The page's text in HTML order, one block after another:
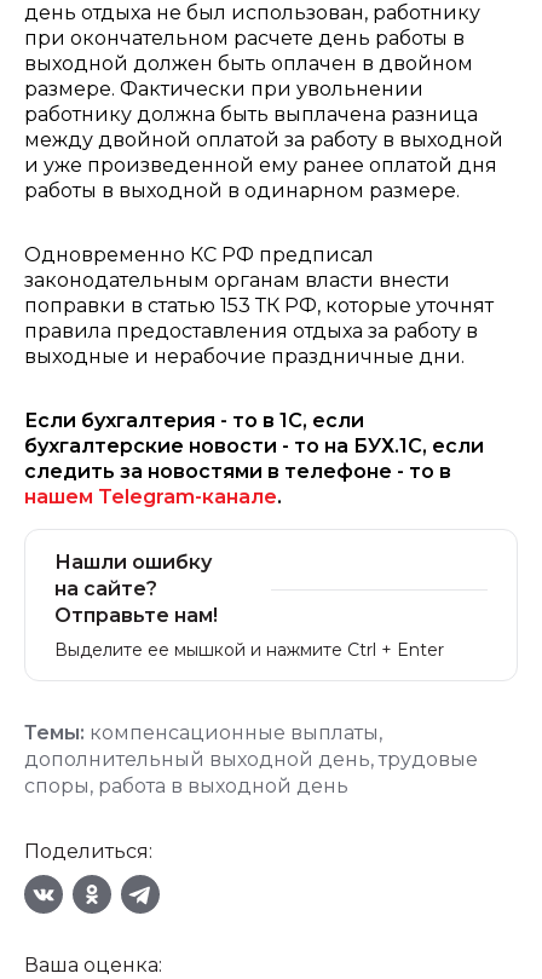
день отдыха не был использован, работнику
при окончательном расчете день работы в
выходной должен быть оплачен в двойном
размере. Фактически при увольнении
работнику должна быть выплачена разница
между двойной оплатой за работу в выходной
и уже произведенной ему ранее оплатой дня
работы в выходной в одинарном размере.
Одновременно КС РФ предписал
законодательным органам власти внести
поправки в статью 153 ТК РФ, которые уточнят
правила предоставления отдыха за работу в
выходные и нерабочие праздничные дни.
Если бухгалтерия - то в 1С, если
бухгалтерские новости - то на БУХ.1С, если
следить за новостями в телефоне - то в
нашем Telegram-канале.
Нашли ошибку
на сайте?
Отправьте нам!
Выделите ее мышкой и нажмите Ctrl + Enter
Темы: компенсационные выплаты,
дополнительный выходной день,трудовые
споры, работа в выходной день
Поделиться:
Ваша оценка: